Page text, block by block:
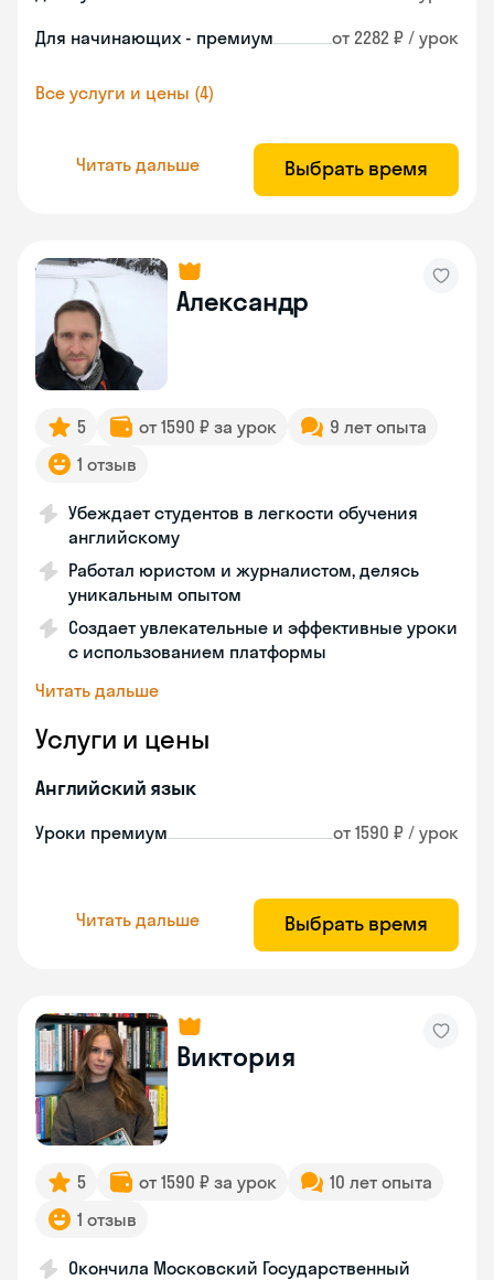
Для начинающих - премиум от 2282 ₽ / урок
Все услуги и цены (4)
Читать дальше Выбрать время
Александр
5 от 1590 ₽ за урок
9 лет опыта
1 отзыв
Убеждает студентов в легкости обучения
английскому
Работал юристом и журналистом, делясь
уникальным опытом
Создает увлекательные и эффективные уроки
с использованием платформы
Читать дальше
Услуги и цены
Английский язык
Уроки премиум от 1590 ₽ / урок
Читать дальше Выбрать время
Виктория
5 от 1590 ₽ за урок
10 лет опыта
1 отзыв
Окончила Московский Государственный